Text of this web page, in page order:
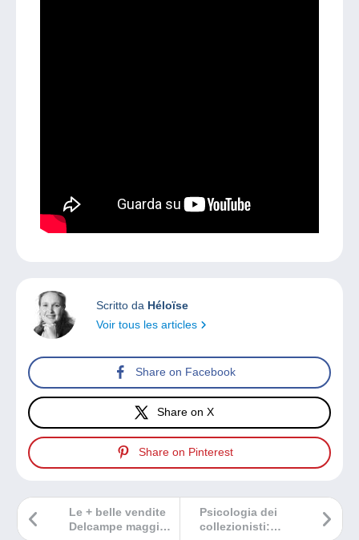
Scritto da Héloïse
Voir tous les articles
Share on Facebook
Share on X
Share on Pinterest
Psicologia dei
collezionisti:
Le + belle vendite
Delcampe maggio